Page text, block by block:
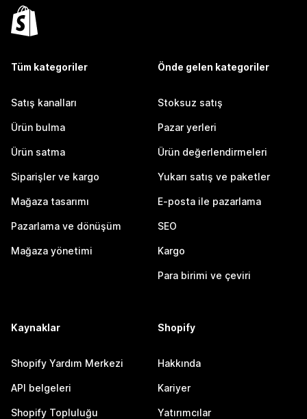
Tüm kategoriler
Satış kanalları
Ürün bulma
Ürün satma
Siparişler ve kargo
Mağaza tasarımı
Pazarlama ve dönüşüm
Mağaza yönetimi
Önde gelen kategoriler
Stoksuz satış
Pazar yerleri
Ürün değerlendirmeleri
Yukarı satış ve paketler
E-posta ile pazarlama
SEO
Kargo
Para birimi ve çeviri
Kaynaklar
Shopify Yardım Merkezi
API belgeleri
Shopify Topluluğu
Shopify
Hakkında
Kariyer
Yatırımcılar